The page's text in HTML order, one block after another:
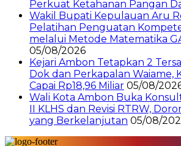
Perkuat Ketahanan Pangan
Wakil Bupati Kepulauan Aru
Pelatihan Penguatan
melalui Metode Matematika
05/08/2026
Kejari Ambon Tetapkan 2
Dok dan Perkapalan Waiame,
Capai Rp18,96 Miliar 05/08/
Wali Kota Ambon Buka
II KLHS dan Revisi RTRW,
yang Berkelanjutan 05/08/